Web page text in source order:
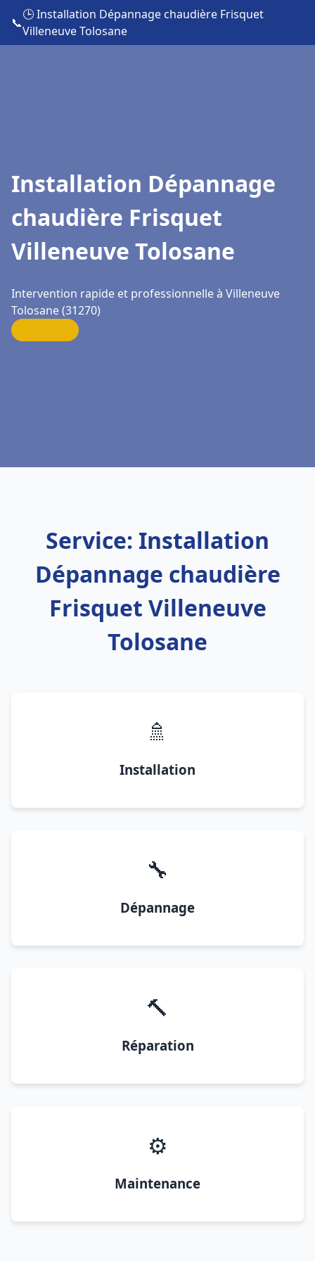
📞
🕒 Installation Dépannage chaudière Frisquet
Villeneuve Tolosane
Installation Dépannage
chaudière Frisquet
Villeneuve Tolosane
Intervention rapide et professionnelle à Villeneuve
Tolosane (31270)
Service: Installation
Dépannage chaudière
Frisquet Villeneuve
Tolosane
🚿
Installation
🔧
Dépannage
🔨
Réparation
⚙️
Maintenance